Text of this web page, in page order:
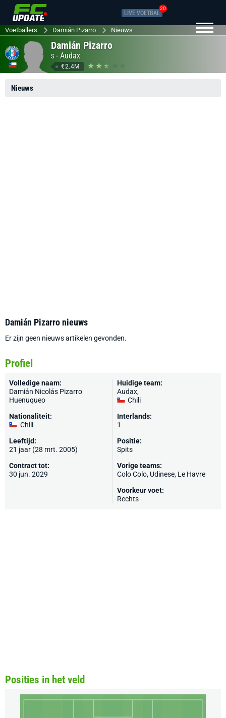
LIVE VOETBAL
20
Voetballers Damián Pizarro Nieuws
Damián Pizarro
S - Audax
€2.4M
Nieuws
Damián Pizarro nieuws
Er zijn geen nieuws artikelen gevonden.
Profiel
Volledige naam:
Damián Nicolás Pizarro
Huenuqueo
Nationaliteit:
Chili
Leeftijd:
21 jaar (28 mrt. 2005)
Contract tot:
30 jun. 2029
Huidige team:
Audax,
Chili
Interlands:
1
Positie:
Spits
Vorige teams:
Colo Colo, Udinese, Le Havre
Voorkeur voet:
Rechts
Posities in het veld